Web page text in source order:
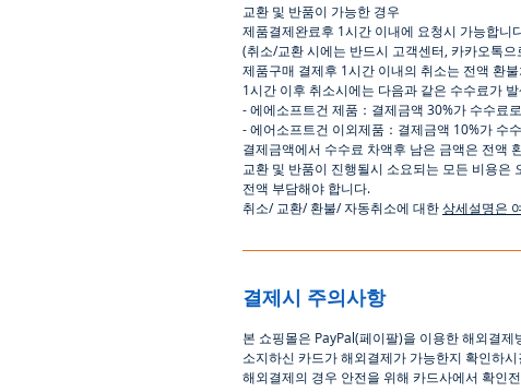
교환 및 반품이 가능한 경우
제품결제완료후 1시간 이내에 요청시 가능합니
(취소/교환 시에는 반드시 고객센터 카카오톡으
제품구매 결제후 1시간 이내의 취소는 전액 환
1시간 이후 취소시에는 다음과 같은 수수료가
-에에소프트건 제품 ： 결제금액 30%가 수수료로
-에어소프트건 이외제품 ： 결제금액 10%가 수
결제금액에서 수수료 차액후 남은 금액은 전액
교환 및 반품이 진행될시 소요되는 모든 비용은
전액 부담해야 합니다.
취소/ 교환/환불/자동취소에 대한상세설명은
결제시 주의사항
본 쇼핑몰은 PayPal(페이팔)을 이용한해외결제
소지하신 카드가해외결제가 가능한지 확인하시
해외결제의 경우 안전을 위해 카드사에서 확인